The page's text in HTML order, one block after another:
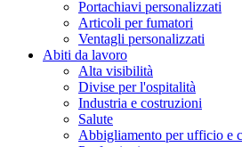
Portachiavi personalizzati
Articoli per fumatori
Ventagli personalizzati
Abiti da lavoro
Alta visibilità
Divise per l'ospitalità
Industria e costruzioni
Salute
Abbigliamento per ufficio e